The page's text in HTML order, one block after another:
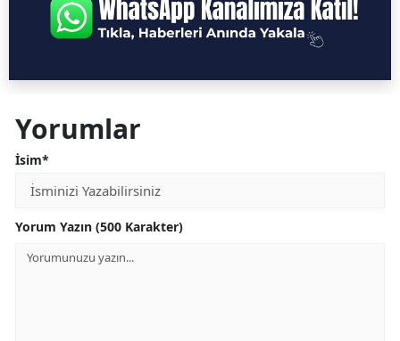
Yorumlar
İsim*
Yorum Yazın (500 Karakter)